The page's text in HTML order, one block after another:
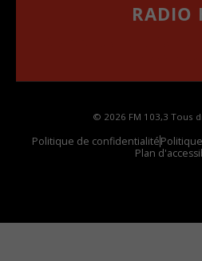
RADIO
© 2026 FM 103,3 Tous
Politique de confidentialité
Plan